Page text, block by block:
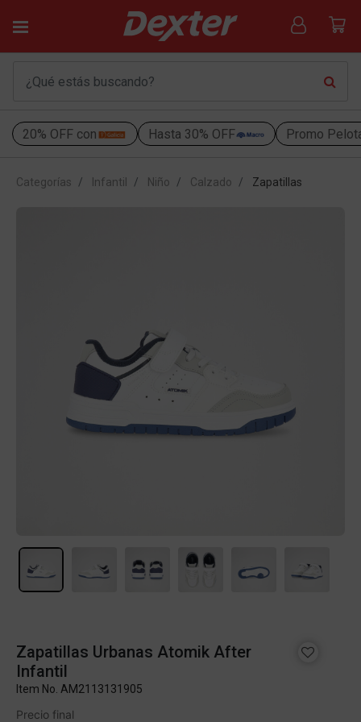
20% OFF con Hasta 30% OFF Promo
Categorías Infantil Niño Calzado Zapatillas
Zapatillas Urbanas Atomik After
Infantil
Item No. AM2113131905
Precio final